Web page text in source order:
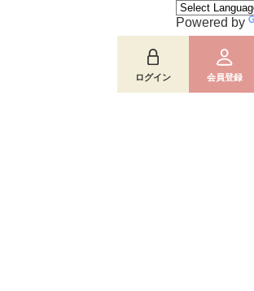
ログイン 会員登録
Powered by